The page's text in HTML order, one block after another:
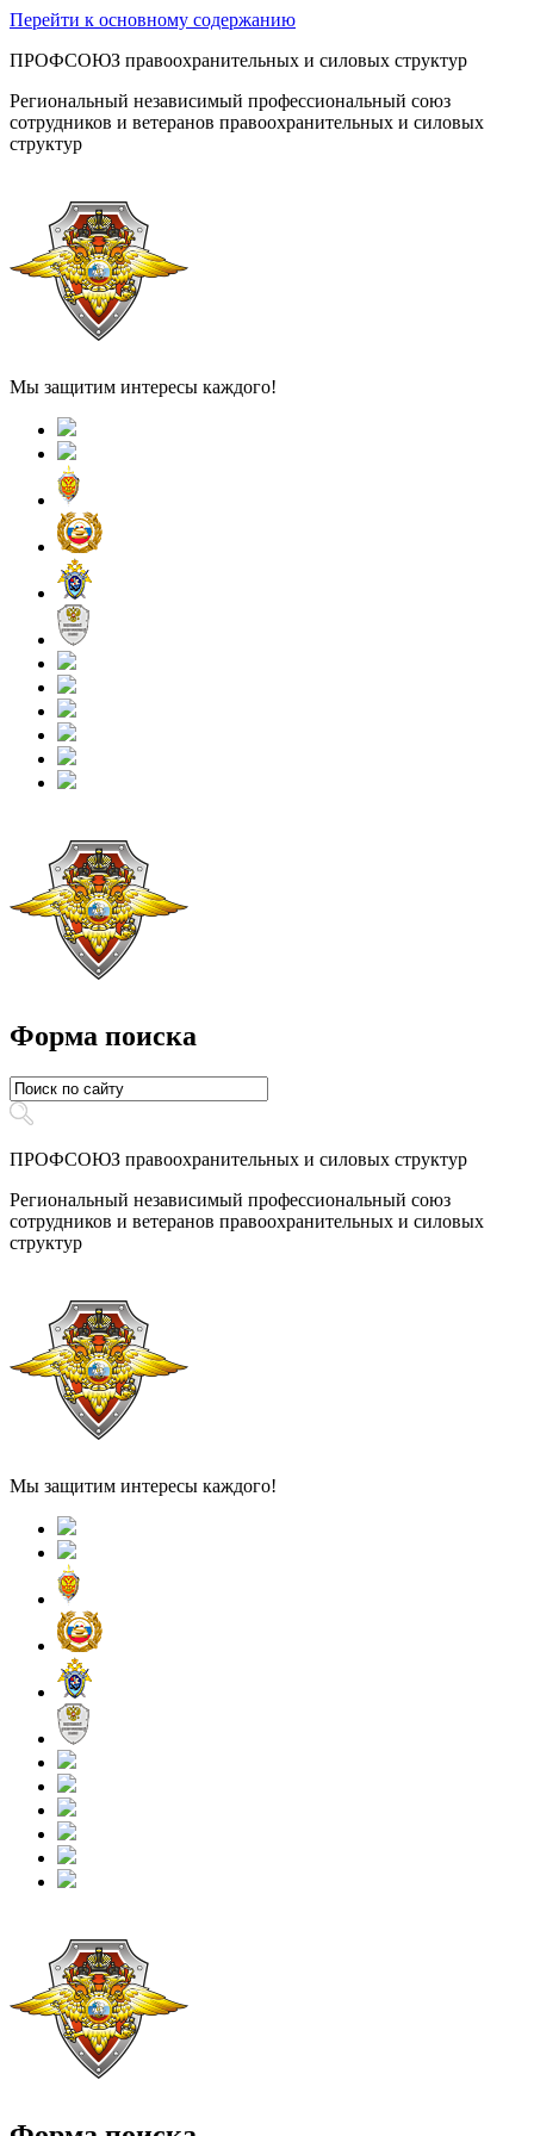
Перейти к основному содержанию
ПРОФСОЮЗ правоохранительных и силовых структур
Региональный независимый профессиональный союз
сотрудников и ветеранов правоохранительных и силовых
структур
Мы защитим интересы каждого!
Форма поиска
ПРОФСОЮЗ правоохранительных и силовых структур
Региональный независимый профессиональный союз
сотрудников и ветеранов правоохранительных и силовых
структур
Мы защитим интересы каждого!